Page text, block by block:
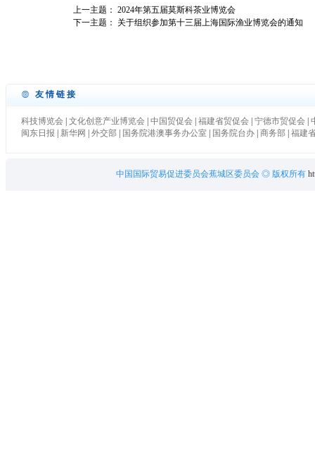
上一主题： 2024年第五届莫斯科茶业博览会
下一主题：
关于组织参加第十三届上海国际渔业博览会的通知
友情链接
科技博览会| 文化创意产业博览会| 中国贸促会| 福建省贸促会| 宁德市贸促会|
闽东日报
新华网 外交部| 国务院港澳事务办公室| 国务院台办| 商务部 福建
中国国际贸易促进委员会蕉城区委员会 ◎ 版权所有